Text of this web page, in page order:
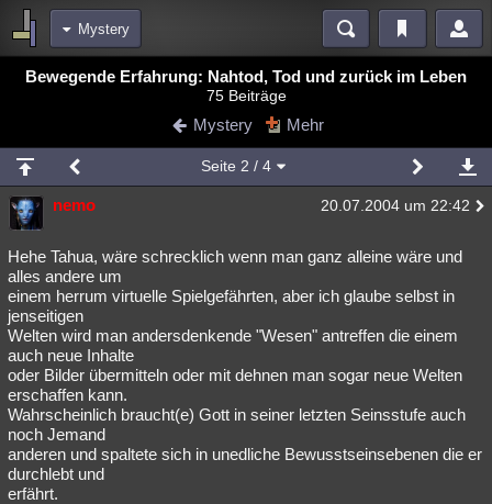
Mystery
Bereiche
Blogs
Chat Wiki Neuigkeiten
meine Rubriken
Menschen Mystery Kriminalfälle
Spiritualität Verschwörungen Technologie Ufologie
Natur Umfragen Unterhaltung
weitere Rubriken
Philosophie Träume
Astronomie Helpdesk Gruppen Gaming Filme
Musik Clash Verbesserungen Allmystery English
Übersichten
Bewegende Erfahrung: Nahtod, Tod und zurück im Leben
75 Beiträge
Mystery Mehr
Seite 2 / 4
nemo 20.07.2004 um 22:42
Hehe Tahua, wäre schrecklich wenn man ganz alleine wäre und
alles andere um
einem herrum virtuelle Spielgefährten, aber ich glaube selbst in
jenseitigen
Welten wird man andersdenkende "Wesen" antreffen die einem
auch neue Inhalte
oder Bilder übermitteln oder mit dehnen man sogar neue Welten
erschaffen kann.
Wahrscheinlich braucht(e) Gott in seiner letzten Seinsstufe auch
noch Jemand
anderen und spaltete sich in unedliche Bewusstseinsebenen die er
durchlebt und
erfährt.